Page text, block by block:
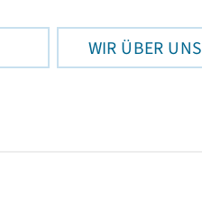
WIR ÜBER UNS